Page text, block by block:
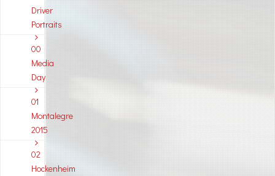
Driver
Portraits
00
Media
Day
01
Montalegre
2015
02
Hockenheim